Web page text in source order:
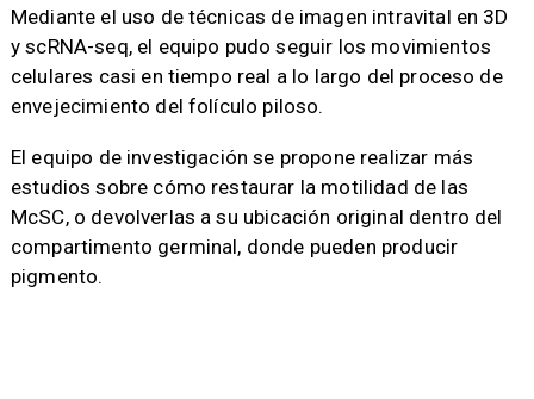
Mediante el uso de técnicas de imagen intravital en 3D
y scRNA-seq, el equipo pudo seguir los movimientos
celulares casi en tiempo real a lo largo del proceso de
envejecimiento del folículo piloso.
El equipo de investigación se propone realizar más
estudios sobre cómo restaurar la motilidad de las
McSC, o devolverlas a su ubicación original dentro del
compartimento germinal, donde pueden producir
pigmento.